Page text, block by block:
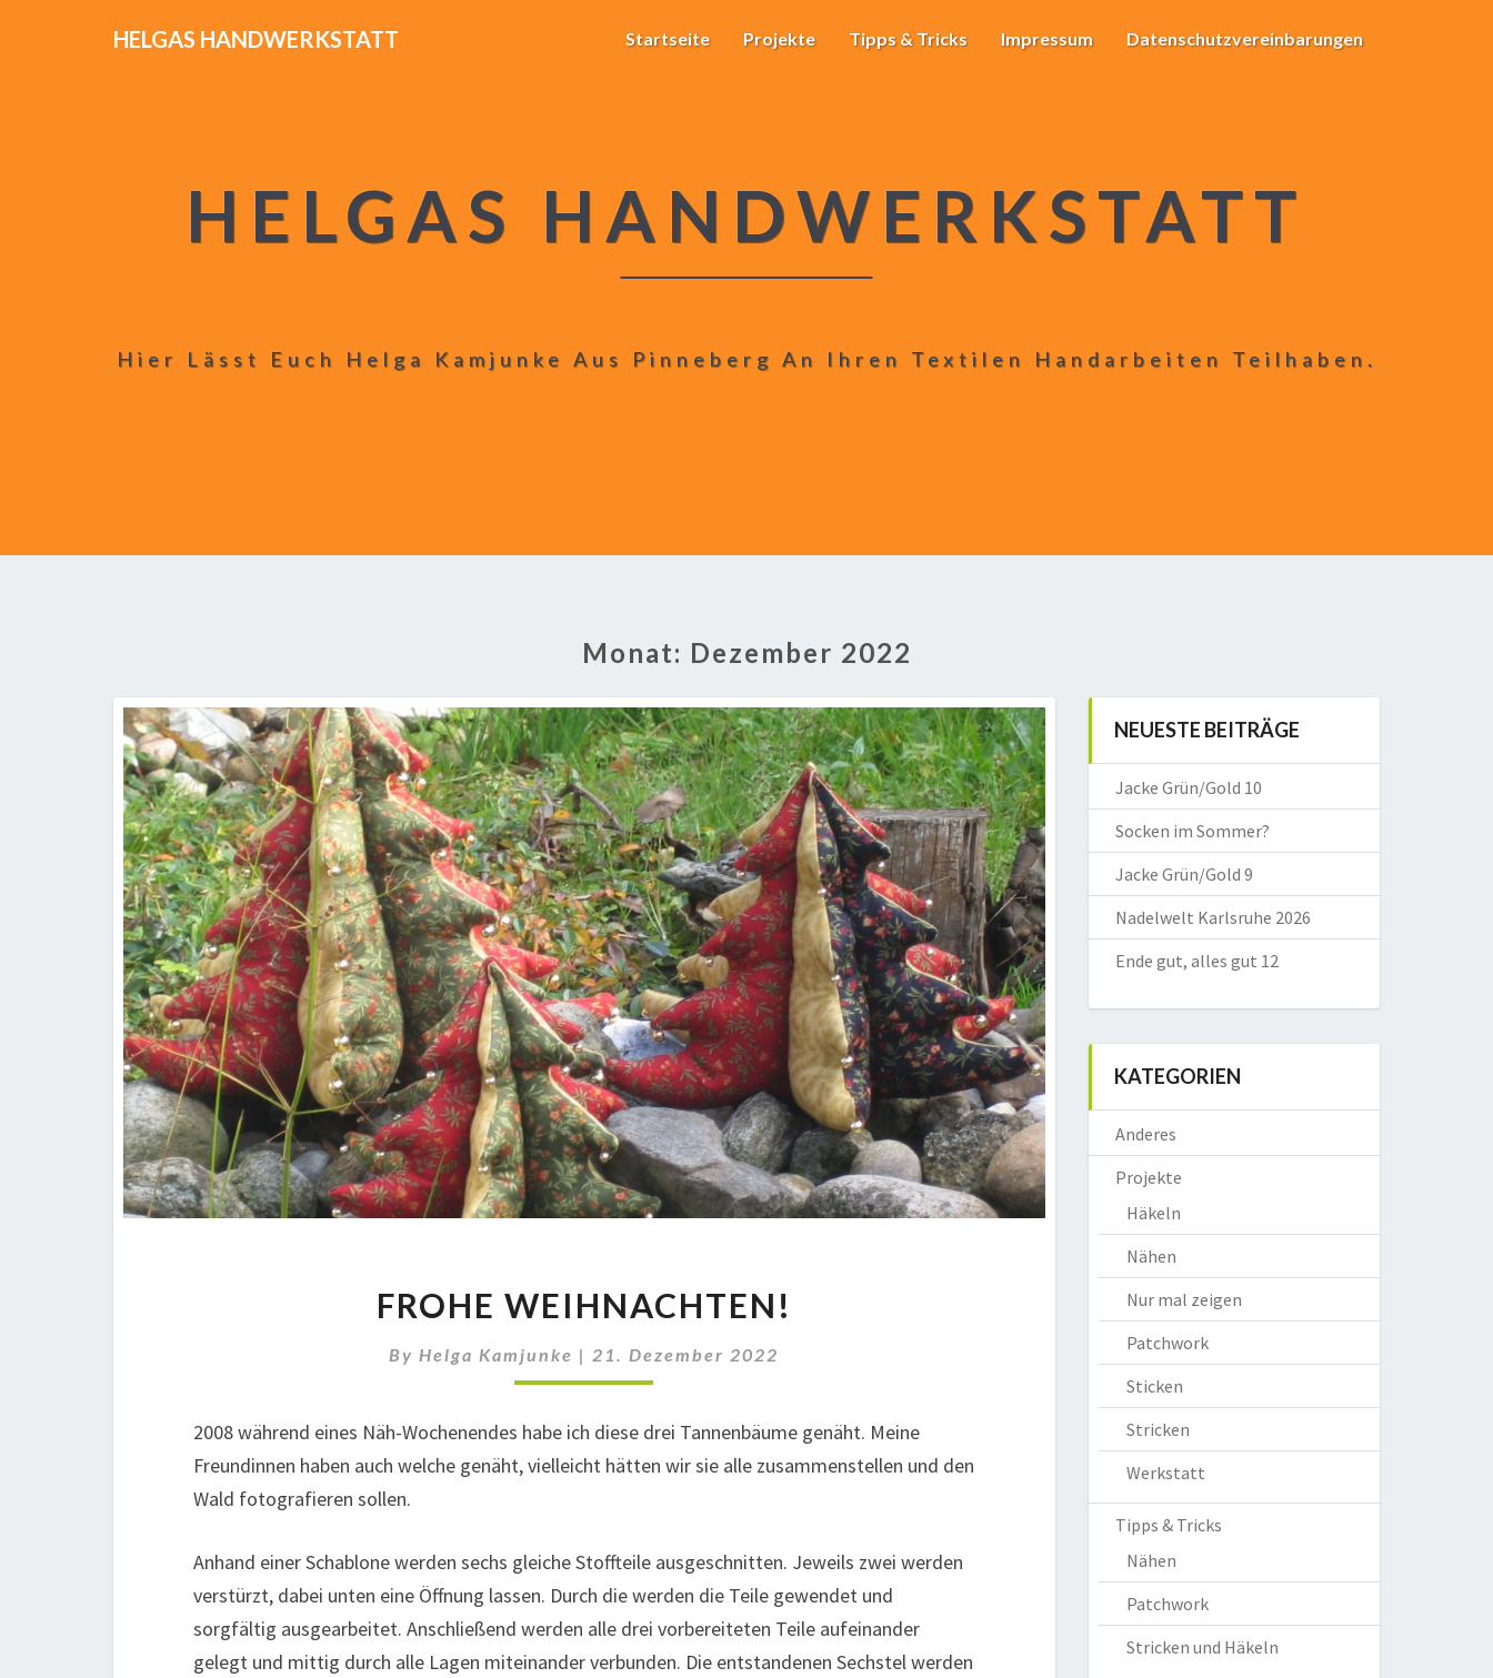
HELGAS HANDWERKSTATT Startseite Projekte Tipps & Tricks Impressum Datenschutzvereinbarungen
HELGAS HANDWERKSTATT
Hier Lässt Euch Helga Kamjunke Aus Pinneberg An Ihren Textilen Handarbeiten Teilhaben.
Monat: Dezember 2022
WEIHNACHTEN!
FROHE WEIHNACHTEN!
ByHelga Kamjunke | 21. Dezember 2022
2008 während eines Näh-Wochenendes habe ich diese drei Tannenbäume genäht. Meine
Freundinnen haben auch welche genäht, vielleicht hätten wir sie alle zusammenstellen und den
Wald fotografieren sollen.
Anhand einer Schablone werden sechs gleiche Stoffteile ausgeschnitten. Jeweils zwei werden
verstürzt, dabei unten eine Öffnung lassen. Durch die werden die Teile gewendet und
sorgfältig ausgearbeitet. Anschließend werden alle drei vorbereiteten Teile aufeinander
gelegt und mittig durch alle Lagen miteinander verbunden. Die entstandenen Sechstel werden
NEUESTE BEITRÄGE
Jacke Grün/Gold 10
Socken im Sommer?
Jacke Grün/Gold 9
Nadelwelt Karlsruhe 2026
Ende gut, alles gut 12
KATEGORIEN
Anderes
Projekte
Häkeln
Nähen
Nur mal zeigen
Patchwork
Sticken
Stricken
Werkstatt
Tipps & Tricks
Nähen
Patchwork
Stricken und Häkeln